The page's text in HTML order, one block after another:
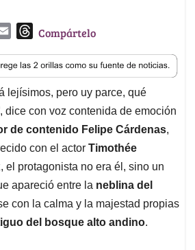
a
i
l
T
r
e
a
d
s
Compártelo
lejísimos, pero uy parce, qué
dice con voz contenida de emoción
de contenido Felipe Cárdenas,
con el actor Timothée
el protagonista no era él, sino un
apareció entre la neblina del
con la calma y la majestad propias
del bosque alto andino.